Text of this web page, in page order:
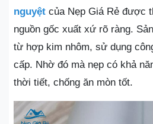
nguyệt của Nẹp Giá Rẻ được
nguồn gốc xuất xứ rõ ràng.
từ hợp kim nhôm, sử dụng
cấp. Nhờ đó mà nẹp có khả
thời tiết, chống ăn mòn tốt.